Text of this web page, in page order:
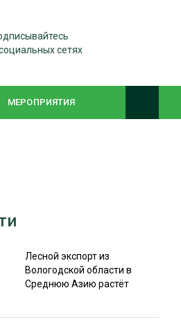
сетях
МЕРОПРИЯТИЯ
Лесной экспорт из
Вологодской области в
Среднюю Азию растёт